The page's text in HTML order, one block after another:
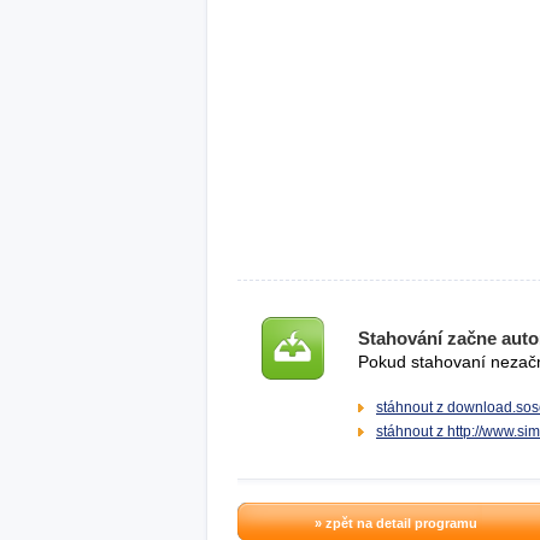
Stahování začne
Pokud stahovaní
stáhnout z
stáhnout z http://
» zpět na detail programu